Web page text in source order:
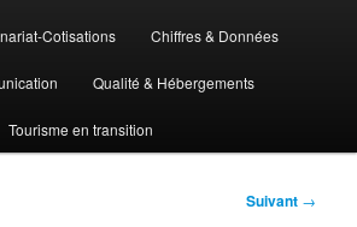
Cotisations Chiffres & Données
Qualité & Hébergements
Tourisme en transition
Suivant →